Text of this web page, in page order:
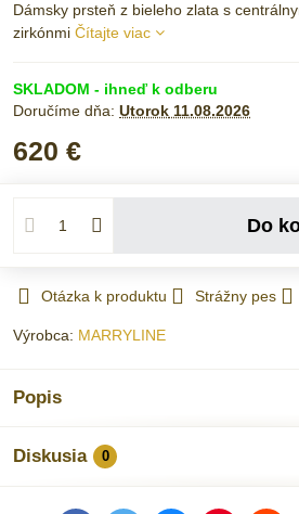
Dámsky prsteň z bieleho zlata s
zirkónmi Čítajte viac
SKLADOM - ihneď k odberu
Doručíme dňa: Utorok 11.08.2026
620 €
Do
Otázka k produktu Strážny pes
Výrobca: MARRYLINE
Popis
Diskusia 0